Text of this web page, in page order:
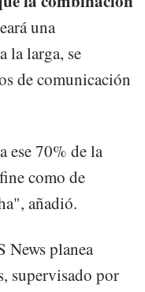
una
la larga, se
de comunicación
ese 70% de la
como de
añadió.
News planea
supervisado por